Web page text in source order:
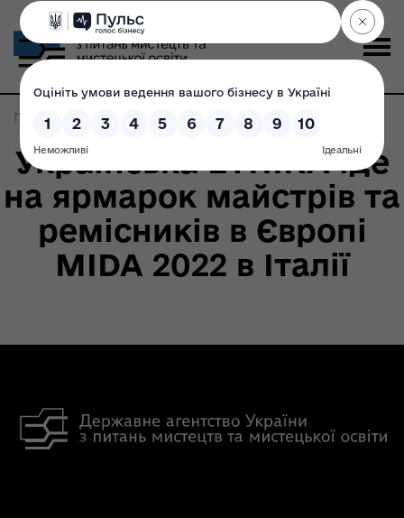
Головна Записи по метке: етніка
Українська ЕТНІКА їде
на ярмарок майстрів та
ремісників в Європі
MIDA 2022 в Італії